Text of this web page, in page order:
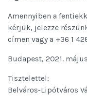
Amennyiben a
kérjük, jelezze
címen vagy a +36 1
Budapest, 2021.
Tisztelettel:
Belváros-Lipótváros